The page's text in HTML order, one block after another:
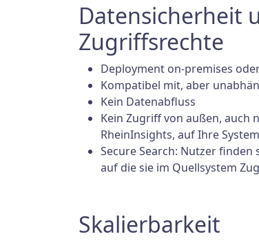
Datensicherheit
Zugriffsrechte
Deployment on-premises
Kompatibel mit, aber
Kein Datenabfluss
Kein Zugriff von außen, auch
RheinInsights, auf Ihre
Secure Search: Nutzer finden
auf die sie im Quellsystem
Skalierbarkeit